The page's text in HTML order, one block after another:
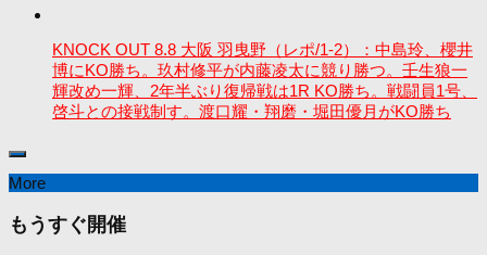
KNOCK OUT 8.8 大阪 羽曳野（レポ/1-2）：中島玲、櫻井
博にKO勝ち。玖村修平が内藤凌太に競り勝つ。壬生狼一
輝改め一輝、2年半ぶり復帰戦は1R KO勝ち。戦闘員1号、
啓斗との接戦制す。渡口耀・翔磨・堀田優月がKO勝ち
More
もうすぐ開催